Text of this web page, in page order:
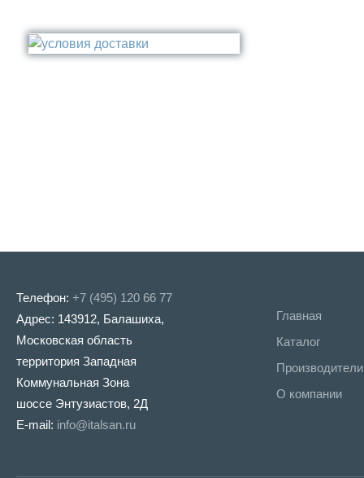
Стакан
Туалетный ёрш
Медь
Никель
Телефон: +7 (495) 120 66 77
Адрес: 143912, Балашиха,
Московская область
территория Западная
Коммунальная Зона
шоссе Энтузиастов, 2Д
E-mail: info@italsan.ru
Главная
Каталог
Производители
О компании